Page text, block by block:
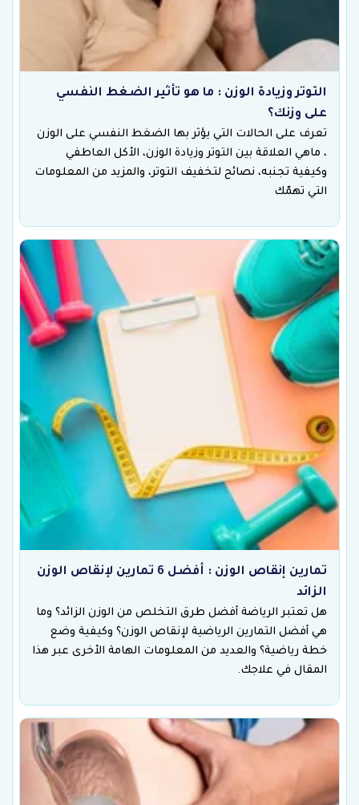
التوتر وزيادة الوزن : ما هو تأثير الضغط النفسي
على وزنك؟
تعرف على الحالات التي يؤثر بها الضغط النفسي على الوزن
، ماهي العلاقة بين التوتر وزيادة الوزن، الأكل العاطفي
وكيفية تجنبه، نصائح لتخفيف التوتر، والمزيد من المعلومات
التي تهمّك
تمارين إنقاص الوزن : أفضل 6 تمارين لإنقاص الوزن
الزائد
هل تعتبر الرياضة أفضل طرق التخلص من الوزن الزائد؟ وما
هي أفضل التمارين الرياضية لإنقاص الوزن؟ وكيفية وضع
خطة رياضية؟ والعديد من المعلومات الهامة الأخرى عبر هذا
المقال في علاجك.